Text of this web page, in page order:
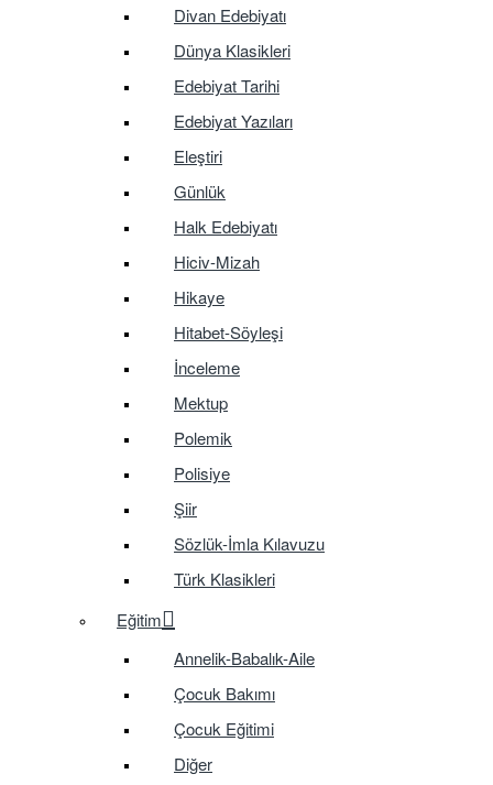
Divan Edebiyatı
Dünya Klasikleri
Edebiyat Tarihi
Edebiyat Yazıları
Eleştiri
Günlük
Halk Edebiyatı
Hiciv-Mizah
Hikaye
Hitabet-Söyleşi
İnceleme
Mektup
Polemik
Polisiye
Şiir
Sözlük-İmla Kılavuzu
Türk Klasikleri
Eğitim
Annelik-Babalık-Aile
Çocuk Bakımı
Çocuk Eğitimi
Diğer